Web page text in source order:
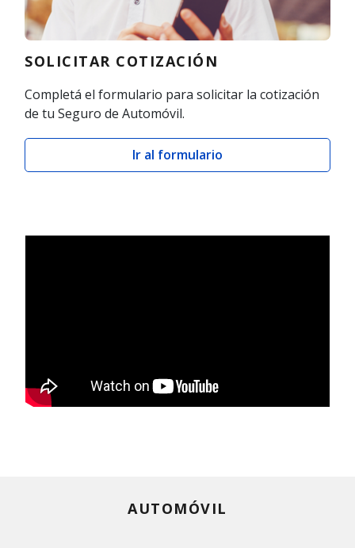
SOLICITAR COTIZACIÓN
Completá el formulario para solicitar la cotización
de tu Seguro de Automóvil.
Ir al formulario
AUTOMÓVIL